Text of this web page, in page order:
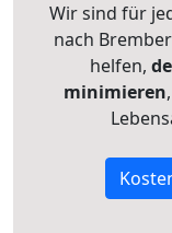
Wir sind für
nach
helfen,
minimieren